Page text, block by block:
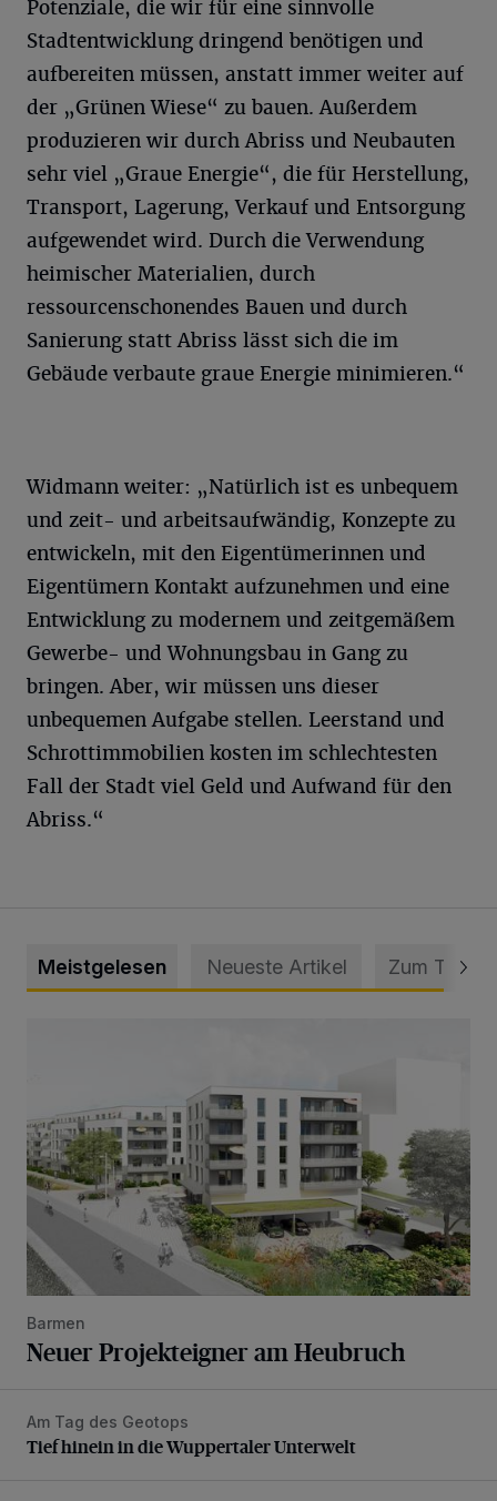
Potenziale, die wir für eine sinnvolle
Stadtentwicklung dringend benötigen und
aufbereiten müssen, anstatt immer weiter auf
der „Grünen Wiese“ zu bauen. Außerdem
produzieren wir durch Abriss und Neubauten
sehr viel „Graue Energie“, die für Herstellung,
Transport, Lagerung, Verkauf und Entsorgung
aufgewendet wird. Durch die Verwendung
heimischer Materialien, durch
ressourcenschonendes Bauen und durch
Sanierung statt Abriss lässt sich die im
Gebäude verbaute graue Energie minimieren.“
Widmann weiter: „Natürlich ist es unbequem
und zeit- und arbeitsaufwändig, Konzepte zu
entwickeln, mit den Eigentümerinnen und
Eigentümern Kontakt aufzunehmen und eine
Entwicklung zu modernem und zeitgemäßem
Gewerbe- und Wohnungsbau in Gang zu
bringen. Aber, wir müssen uns dieser
unbequemen Aufgabe stellen. Leerstand und
Schrottimmobilien kosten im schlechtesten
Fall der Stadt viel Geld und Aufwand für den
Abriss.“
Meistgelesen Neueste Artikel Zum Thema
Barmen
Neuer Projekteigner am Heubruch
Tief hinein in die Wuppertaler Unterwelt
Am Tag des Geotops
Tief hinein in die Wuppertaler Unterwelt